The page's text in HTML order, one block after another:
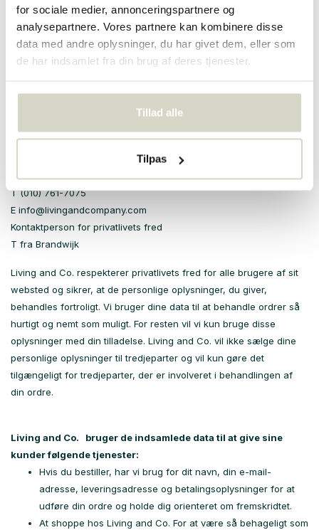
for sociale medier, annonceringspartnere og
analysepartnere. Vores partnere kan kombinere disse
data med andre oplysninger, du har givet dem, eller som
de har indsamlet fra din brug af deres tjenester.
Tillad alle
Tilpas
tid. På denne side vil du altid finde mest muligt
seneste version. Hvis den nye privatlivspolitik påvirker måden, vi
allerede samler data med
I forhold til dig vil vi meddele dig via e-mail.
Pieter Jelle Troelstraweg 5
Holland
T (010) 761-7075
E info@livingandcompany.com
Kontaktperson for privatlivets fred
T fra Brandwijk
Living and Co. respekterer privatlivets fred for alle brugere af sit
websted og sikrer, at de personlige oplysninger, du giver,
behandles fortroligt. Vi bruger dine data til at behandle ordrer så
hurtigt og nemt som muligt. For resten vil vi kun bruge disse
oplysninger med din tilladelse. Living and Co. vil ikke sælge dine
personlige oplysninger til tredjeparter og vil kun gøre det
tilgængeligt for tredjeparter, der er involveret i behandlingen af ​​
din ordre.
Living and Co.
bruger de indsamlede data til at give sine
kunder følgende tjenester:
Hvis du bestiller, har vi brug for dit navn, din e-mail-
adresse, leveringsadresse og betalingsoplysninger for at
udføre din ordre og holde dig orienteret om fremskridtet.
At shoppe hos Living and Co. For at være så behageligt som